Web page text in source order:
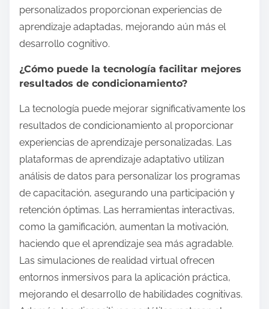
personalizados proporcionan experiencias de
aprendizaje adaptadas, mejorando aún más el
desarrollo cognitivo.
¿Cómo puede la tecnología facilitar mejores
resultados de condicionamiento?
La tecnología puede mejorar significativamente los
resultados de condicionamiento al proporcionar
experiencias de aprendizaje personalizadas. Las
plataformas de aprendizaje adaptativo utilizan
análisis de datos para personalizar los programas
de capacitación, asegurando una participación y
retención óptimas. Las herramientas interactivas,
como la gamificación, aumentan la motivación,
haciendo que el aprendizaje sea más agradable.
Las simulaciones de realidad virtual ofrecen
entornos inmersivos para la aplicación práctica,
mejorando el desarrollo de habilidades cognitivas.